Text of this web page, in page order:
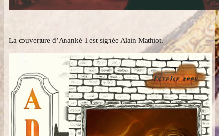
La couverture d’Ananké 1 est signée Alain Mathiot.